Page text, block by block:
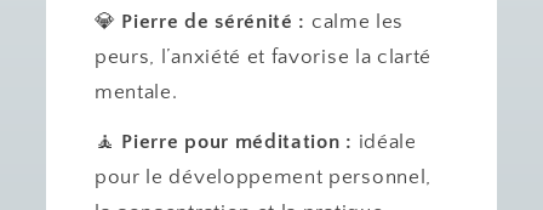
💎 Pierre de sérénité : calme les
peurs, l’anxiété et favorise la clarté
mentale.
🧘 Pierre pour méditation : idéale
pour le développement personnel,